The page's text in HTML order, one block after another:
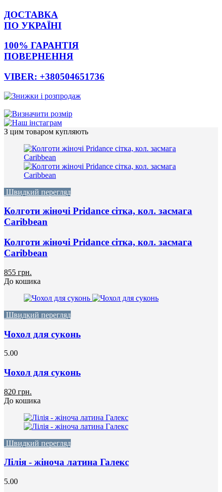
ДОСТАВКА
ПО УКРАЇНІ
100% ГАРАНТІЯ
ПОВЕРНЕННЯ
VIBER: +380504651736
З цим товаром купляють
Швидкий перегляд
Колготи жіночі Pridance сітка, кол. засмага
Caribbean
Колготи жіночі Pridance сітка, кол. засмага
Caribbean
855 грн.
До кошика
Швидкий перегляд
Чохол для суконь
5.00
Чохол для суконь
820 грн.
До кошика
Швидкий перегляд
Лілія - жіноча латина Галекс
5.00